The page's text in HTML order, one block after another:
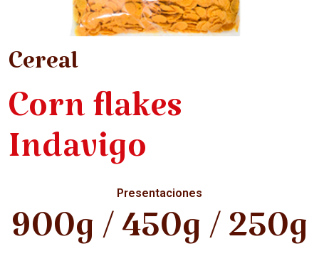
Cereal
Corn flakes
Indavigo
Presentaciones
900g / 450g / 250g